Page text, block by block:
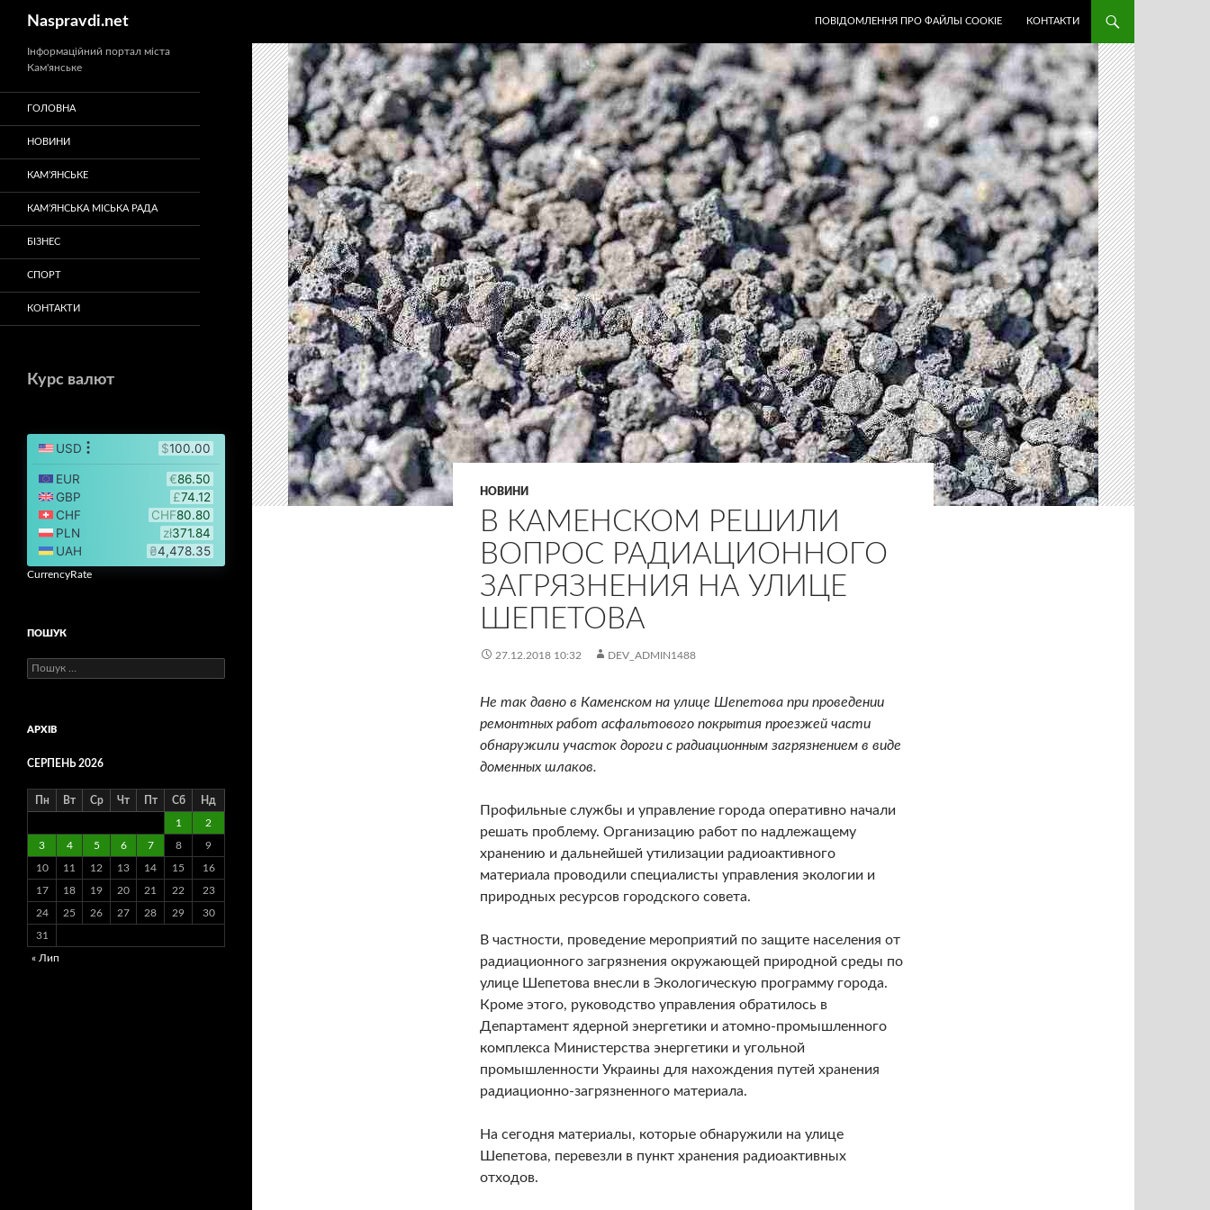
Перейти
вмісту
Naspravdi.net ПОВІДОМЛЕННЯ ПРО ФАЙЛЫ COOKIE КОНТАКТИ
НОВИНИ
В КАМЕНСКОМ РЕШИЛИ
ВОПРОС РАДИАЦИОННОГО
ЗАГРЯЗНЕНИЯ НА УЛИЦЕ
ШЕПЕТОВА
27.12.2018 10:32 DEV_ADMIN1488
Не так давно в Каменском на улице Шепетова при проведении
ремонтных работ асфальтового покрытия проезжей части
обнаружили участок дороги с радиационным загрязнением в виде
доменных шлаков.
Профильные службы и управление города оперативно начали
решать проблему. Организацию работ по надлежащему
хранению и дальнейшей утилизации радиоактивного
материала проводили специалисты управления экологии и
природных ресурсов городского совета.
В частности, проведение мероприятий по защите населения от
радиационного загрязнения окружающей природной среды по
улице Шепетова внесли в Экологическую программу города.
Кроме этого, руководство управления обратилось в
Департамент ядерной энергетики и атомно-промышленного
комплекса Министерства энергетики и угольной
промышленности Украины для нахождения путей хранения
радиационно-загрязненного материала.
На сегодня материалы, которые обнаружили на улице
Шепетова, перевезли в пункт хранения радиоактивных
отходов.
Інформаційний портал міста
Кам'янське
ГОЛОВНА
НОВИНИ
КАМ’ЯНСЬКЕ
КАМ’ЯНСЬКА МІСЬКА РАДА
БІЗНЕС
СПОРТ
КОНТАКТИ
Курс валют
CurrencyRate
ПОШУК
Пошук:
АРХІВ
СЕРПЕНЬ 2026
Пн Вт Ср Чт Пт Сб Нд
1 2
3 4 5 6 7 8 9
10 11 12 13 14 15 16
17 18 19 20 21 22 23
24 25 26 27 28 29 30
31
« Лип